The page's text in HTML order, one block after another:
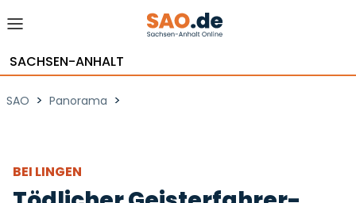
SACHSEN-ANHALT
SAO > Panorama >
BEI LINGEN